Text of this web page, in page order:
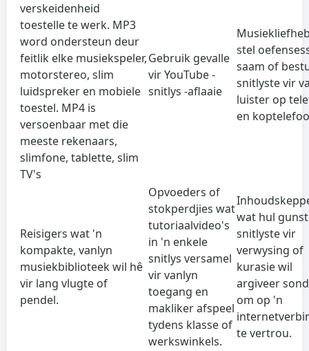
verskeidenheid
toestelle te werk. MP3
word ondersteun deur
feitlik elke musiekspeler,
motorstereo, slim
luidspreker en mobiele
toestel. MP4 is
versoenbaar met die
meeste rekenaars,
slimfone, tablette, slim
TV's
Gebruik gevalle
vir YouTube -
snitlys -aflaaie
stel
saam of
snitlyste vir
luister op
en
Reisigers wat 'n
kompakte, vanlyn
musiekbiblioteek wil hê
vir lang vlugte of
pendel.
Opvoeders of
stokperdjies wat
tutoriaalvideo's
in 'n enkele
snitlys versamel
vir vanlyn
toegang en
makliker afspeel
tydens klasse of
werkswinkels.
wat hul
snitlyste vir
verwysing of
kurasie wil
argiveer
om op 'n
te vertrou.